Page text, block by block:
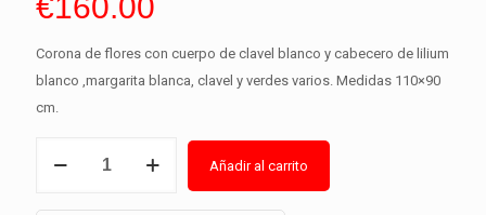
€160.00
Corona de flores con cuerpo de clavel blanco y cabecero de lilium
blanco ,margarita blanca, clavel y verdes varios. Medidas 110×90
cm.
Añadir al carrito